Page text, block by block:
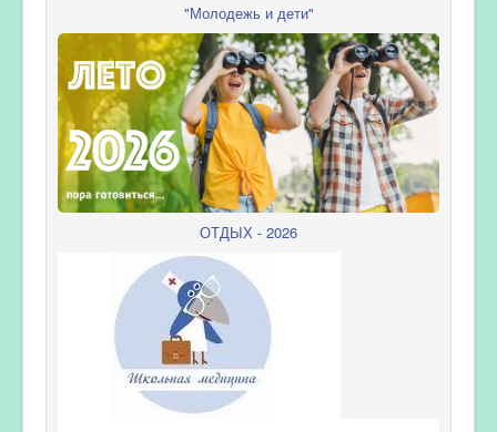
"Молодежь и дети"
ОТДЫХ - 2026